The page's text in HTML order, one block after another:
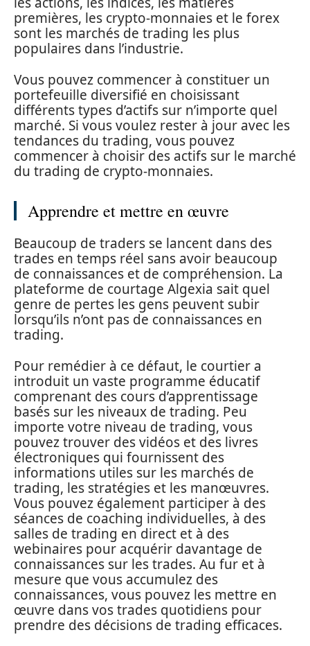
premières, les crypto-monnaies et le forex
sont les marchés de trading les plus
populaires dans l’industrie.
Vous pouvez commencer à constituer un
portefeuille diversifié en choisissant
différents types d’actifs sur n’importe quel
marché. Si vous voulez rester à jour avec les
tendances du trading, vous pouvez
commencer à choisir des actifs sur le marché
du trading de crypto-monnaies.
Apprendre et mettre en œuvre
Beaucoup de traders se lancent dans des
trades en temps réel sans avoir beaucoup
de connaissances et de compréhension. La
plateforme de courtage Algexia sait quel
genre de pertes les gens peuvent subir
lorsqu’ils n’ont pas de connaissances en
trading.
Pour remédier à ce défaut, le courtier a
introduit un vaste programme éducatif
comprenant des cours d’apprentissage
basés sur les niveaux de trading. Peu
importe votre niveau de trading, vous
pouvez trouver des vidéos et des livres
électroniques qui fournissent des
informations utiles sur les marchés de
trading, les stratégies et les manœuvres.
Vous pouvez également participer à des
séances de coaching individuelles, à des
salles de trading en direct et à des
webinaires pour acquérir davantage de
connaissances sur les trades. Au fur et à
mesure que vous accumulez des
connaissances, vous pouvez les mettre en
œuvre dans vos trades quotidiens pour
prendre des décisions de trading efficaces.